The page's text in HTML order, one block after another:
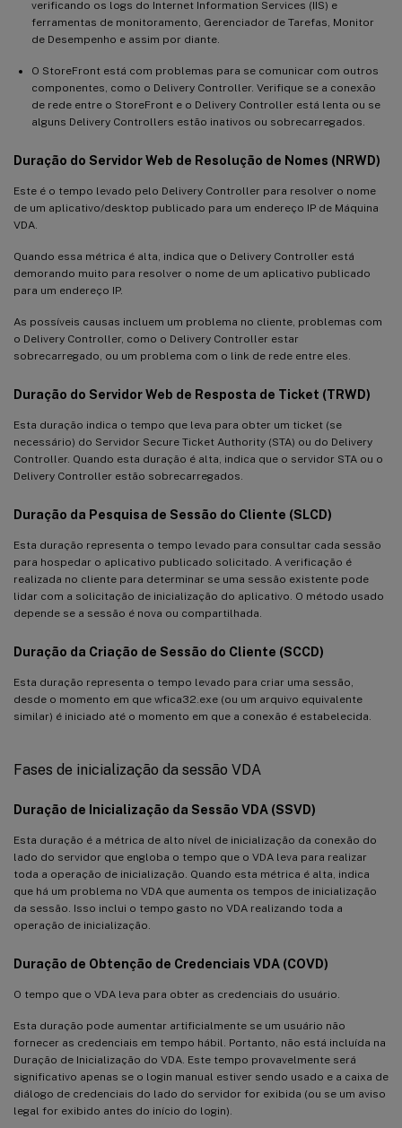
verificando os logs do Internet Information Services (IIS) e
ferramentas de monitoramento, Gerenciador de Tarefas, Monitor
de Desempenho e assim por diante.
O StoreFront está com problemas para se comunicar com outros
componentes, como o Delivery Controller. Verifique se a conexão
de rede entre o StoreFront e o Delivery Controller está lenta ou se
alguns Delivery Controllers estão inativos ou sobrecarregados.
Duração do Servidor Web de Resolução de Nomes (NRWD)
Este é o tempo levado pelo Delivery Controller para resolver o nome
de um aplicativo/desktop publicado para um endereço IP de Máquina
VDA.
Quando essa métrica é alta, indica que o Delivery Controller está
demorando muito para resolver o nome de um aplicativo publicado
para um endereço IP.
As possíveis causas incluem um problema no cliente, problemas com
o Delivery Controller, como o Delivery Controller estar
sobrecarregado, ou um problema com o link de rede entre eles.
Duração do Servidor Web de Resposta de Ticket (TRWD)
Esta duração indica o tempo que leva para obter um ticket (se
necessário) do Servidor Secure Ticket Authority (STA) ou do Delivery
Controller. Quando esta duração é alta, indica que o servidor STA ou o
Delivery Controller estão sobrecarregados.
Duração da Pesquisa de Sessão do Cliente (SLCD)
Esta duração representa o tempo levado para consultar cada sessão
para hospedar o aplicativo publicado solicitado. A verificação é
realizada no cliente para determinar se uma sessão existente pode
lidar com a solicitação de inicialização do aplicativo. O método usado
depende se a sessão é nova ou compartilhada.
Duração da Criação de Sessão do Cliente (SCCD)
Esta duração representa o tempo levado para criar uma sessão,
desde o momento em que wfica32.exe (ou um arquivo equivalente
similar) é iniciado até o momento em que a conexão é estabelecida.
Fases de inicialização da sessão VDA
Duração de Inicialização da Sessão VDA (SSVD)
Esta duração é a métrica de alto nível de inicialização da conexão do
lado do servidor que engloba o tempo que o VDA leva para realizar
toda a operação de inicialização. Quando esta métrica é alta, indica
que há um problema no VDA que aumenta os tempos de inicialização
da sessão. Isso inclui o tempo gasto no VDA realizando toda a
operação de inicialização.
Duração de Obtenção de Credenciais VDA (COVD)
O tempo que o VDA leva para obter as credenciais do usuário.
Esta duração pode aumentar artificialmente se um usuário não
fornecer as credenciais em tempo hábil. Portanto, não está incluída na
Duração de Inicialização do VDA. Este tempo provavelmente será
significativo apenas se o login manual estiver sendo usado e a caixa de
diálogo de credenciais do lado do servidor for exibida (ou se um aviso
legal for exibido antes do início do login).